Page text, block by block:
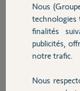
Sécurité
Domotique
Chauffage
descente 1 et 3.
de me conseiller à
Merci,
il y a plus de
Nous
technologies
finalités
publicités,
notre trafic.
Nous